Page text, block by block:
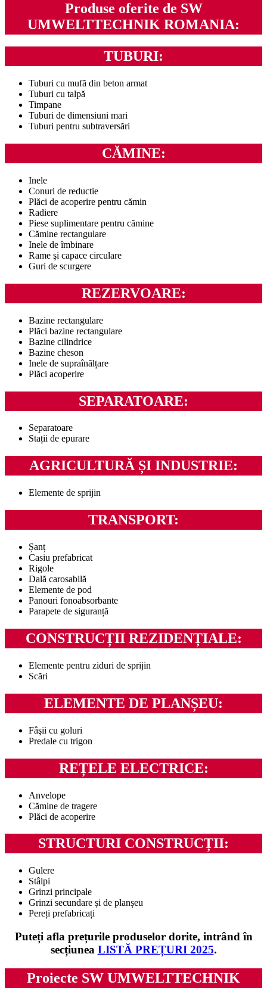
Produse oferite de SW
UMWELTTECHNIK ROMANIA:
TUBURI:
Tuburi cu mufă din beton armat
Tuburi cu talpă
Timpane
Tuburi de dimensiuni mari
Tuburi pentru subtraversări
CĂMINE:
Inele
Conuri de reductie
Plăci de acoperire pentru cămin
Radiere
Piese suplimentare pentru cămine
Cămine rectangulare
Inele de îmbinare
Rame şi capace circulare
Guri de scurgere
REZERVOARE:
Bazine rectangulare
Plăci bazine rectangulare
Bazine cilindrice
Bazine cheson
Inele de supraînălțare
Plăci acoperire
SEPARATOARE:
Separatoare
Stații de epurare
AGRICULTURĂ ȘI INDUSTRIE:
Elemente de sprijin
TRANSPORT:
Șanț
Casiu prefabricat
Rigole
Dală carosabilă
Elemente de pod
Panouri fonoabsorbante
Parapete de siguranță
CONSTRUCȚII REZIDENȚIALE:
Elemente pentru ziduri de sprijin
Scări
ELEMENTE DE PLANȘEU:
Fâşii cu goluri
Predale cu trigon
REȚELE ELECTRICE:
Anvelope
Cămine de tragere
Plăci de acoperire
STRUCTURI CONSTRUCȚII:
Gulere
Stâlpi
Grinzi principale
Grinzi secundare și de planșeu
Pereți prefabricați
Puteți afla prețurile produselor dorite, intrând în
secțiunea LISTĂ PREȚURI 2025.
Proiecte SW UMWELTTECHNIK